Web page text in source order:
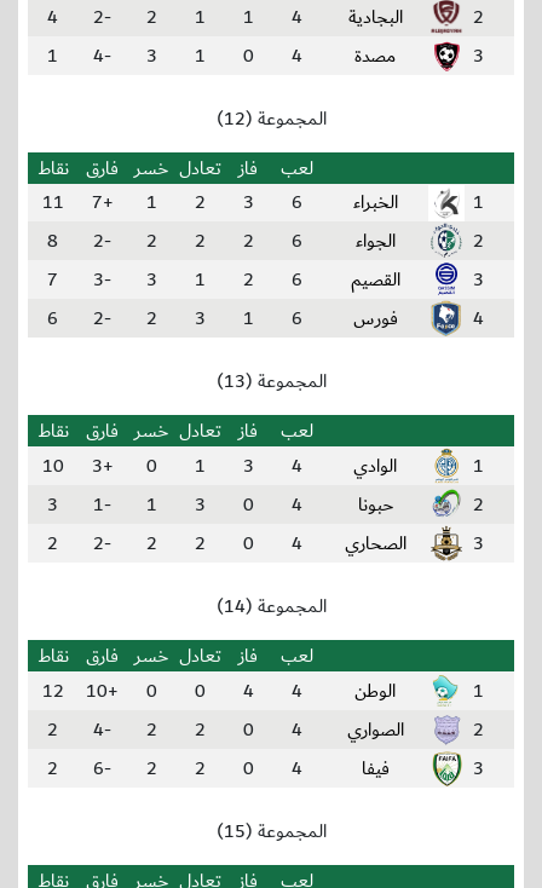
2
البجادية 4
1
1
2
-2
4
3
مصدة 4
0
1
3
-4
1
المجموعة (12)
لعب
فاز تعادل خسر فارق نقاط
1
الخبراء 6
3
2
1
+7
11
2
الجواء 6
2
2
2
-2
8
3
القصيم 6
2
1
3
-3
7
4
فورس 6
1
3
2
-2
6
المجموعة (13)
لعب
فاز تعادل خسر فارق نقاط
1
الوادي 4
3
1
0
+3
10
2
حبونا 4
0
3
1
-1
3
3
الصحاري 4
0
2
2
-2
2
المجموعة (14)
لعب
فاز تعادل خسر فارق نقاط
1
الوطن 4
4
0
0
+10
12
2
الصواري 4
0
2
2
-4
2
3
فيفا 4
0
2
2
-6
2
المجموعة (15)
لعب
فاز تعادل خسر فارق نقاط